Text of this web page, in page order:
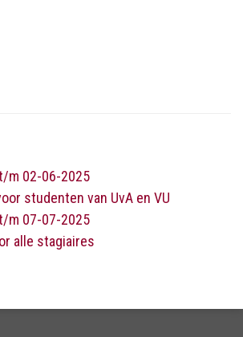
m 02-06-2025
studenten van UvA en VU
m 07-07-2025
alle stagiaires